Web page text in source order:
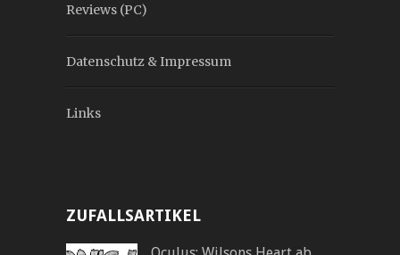
Reviews (PC)
Datenschutz & Impressum
Links
ZUFALLSARTIKEL